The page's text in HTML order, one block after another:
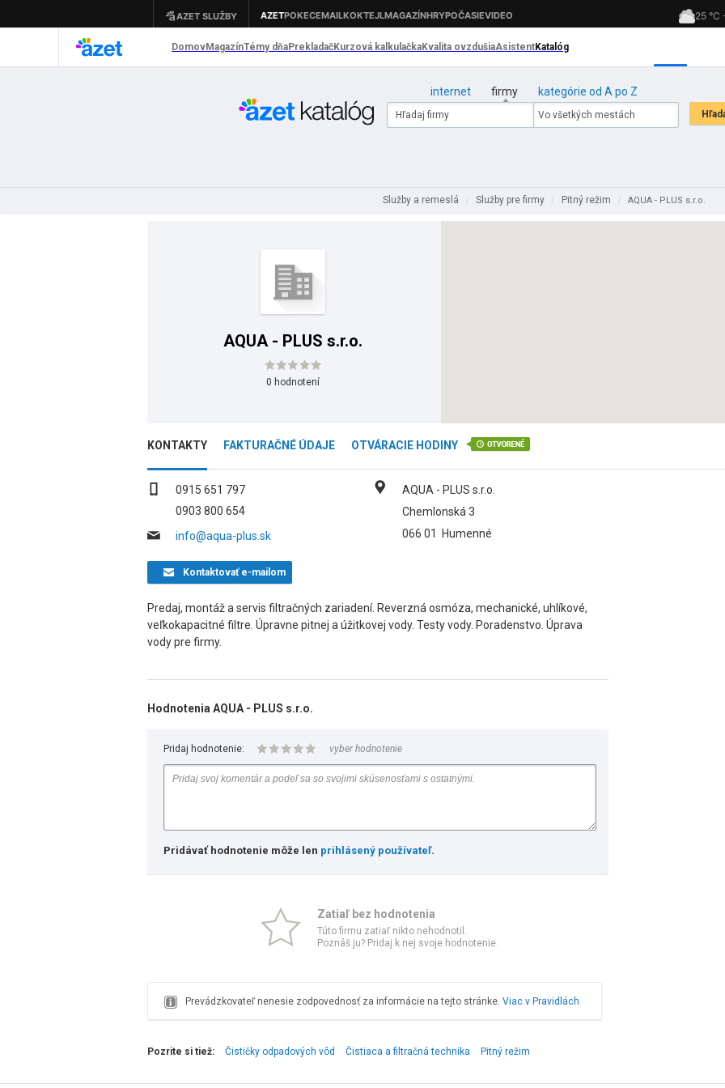
internet firmy kategórie od A po Z
Služby a remeslá / Služby pre firmy / Pitný režim / AQUA - PLUS s.r.o.
AQUA - PLUS s.r.o.
0 hodnotení
KONTAKTY FAKTURAČNÉ ÚDAJE OTVÁRACIE HODINY
0915 651 797
0903 800 654
info@aqua-plus.sk
AQUA - PLUS s.r.o.
Chemlonská 3
066 01
Humenné
Kontaktovaťe-mailom
Predaj, montáž a servis filtračných zariadení. Reverzná osmóza, mechanické, uhlíkové,
veľkokapacitné filtre. Úpravne pitnej a úžitkovej vody. Testy vody. Poradenstvo. Úprava
vody pre firmy.
Hodnotenia AQUA - PLUS s.r.o.
Pridaj hodnotenie: vyber hodnotenie
Pridávať hodnotenie môže len prihlásený používateľ.
Zatiaľ bez hodnotenia
Túto firmu zatiaľ nikto nehodnotil.
Poznáš ju? Pridaj k nej svoje hodnotenie.
Prevádzkovateľ nenesie zodpovednosť za informácie na tejto stránke. Viac v Pravidlách
Pozrite si tiež: Čističky odpadových vôd Čistiaca a filtračná technika Pitný režim